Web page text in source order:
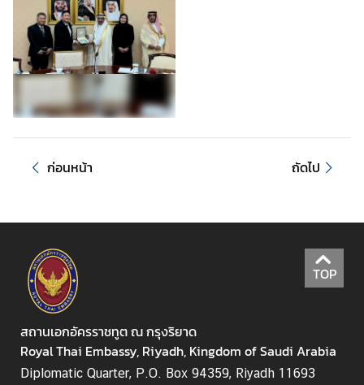
ต่
า
ง
ป
ะ
กี่
ว
กั
บ
ส
ถ
า
น
ก่อนหน้า ถัดไป
TOP
สถานเอกอัครราชทูต ณ กรุงริยาด
Royal Thai Embassy, Riyadh, Kingdom of Saudi Arabia
Diplomatic Quarter, P.O. Box 94359, Riyadh 11693